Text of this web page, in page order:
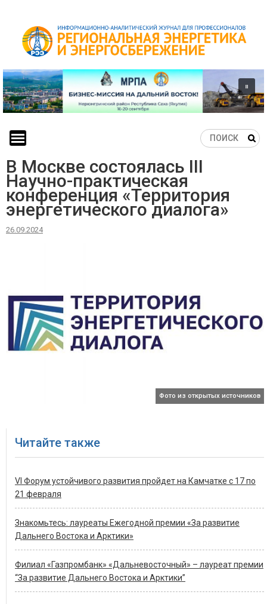
content
В Москве состоялась III
Научно-практическая
конференция «Территория
энергетического диалога»
26.09.2024
Фото из открытых источников
Читайте также
VI Форум устойчивого развития пройдет на Камчатке с 17 по
21 февраля
Знакомьтесь: лауреаты Ежегодной премии «За развитие
Дальнего Востока и Арктики»
Филиал «Газпромбанк» «Дальневосточный» – лауреат премии
“За развитие Дальнего Востока и Арктики”